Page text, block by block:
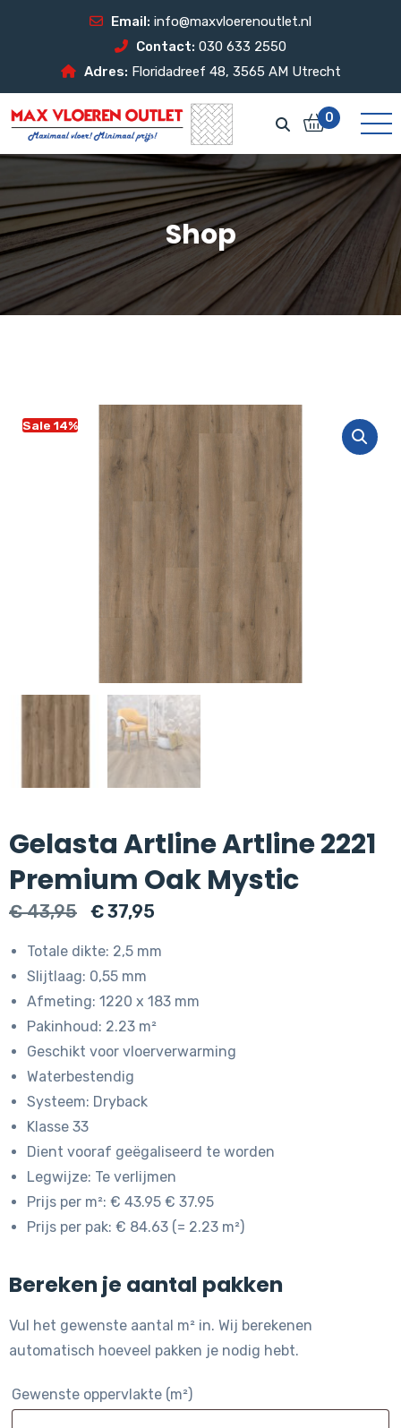
Email: info@maxvloerenoutlet.nl
Contact: 030 633 2550
Adres: Floridadreef 48, 3565 AM Utrecht
0
Shop
Sale 14%
Gelasta Artline Artline 2221
Premium Oak Mystic
€43,95
Oorspronkelijke
€ 43,95.
€37,95
€ 37,95.
Totale dikte: 2,5 mm
Slijtlaag: 0,55 mm
Afmeting: 1220 x 183 mm
Pakinhoud: 2.23 m²
Geschikt voor vloerverwarming
Waterbestendig
Systeem: Dryback
Klasse 33
Dient vooraf geëgaliseerd te worden
Legwijze: Te verlijmen
Prijs per m²: € 43.95 € 37.95
Prijs per pak: € 84.63 (= 2.23 m²)
Bereken je aantal pakken
Vul het gewenste aantal m² in. Wij berekenen
automatisch hoeveel pakken je nodig hebt.
Gewenste oppervlakte (m²)